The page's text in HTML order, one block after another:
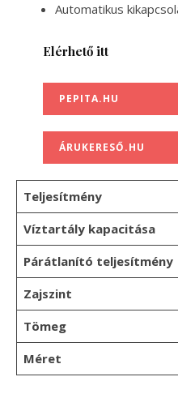
Automatikus
Elérhető itt
PEPITA.HU
ÁRUKERESŐ.HU
Teljesítmény
Víztartály kapacitása
Párátlanító teljesítmény
Zajszint
Tömeg
Méret